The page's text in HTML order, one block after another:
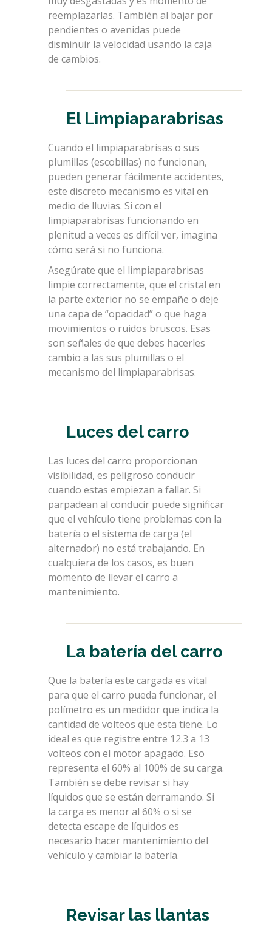
reemplazarlas. También al bajar por
pendientes o avenidas puede
disminuir la velocidad usando la caja
de cambios.
El Limpiaparabrisas
Cuando el limpiaparabrisas o sus
plumillas (escobillas) no funcionan,
pueden generar fácilmente accidentes,
este discreto mecanismo es vital en
medio de lluvias. Si con el
limpiaparabrisas funcionando en
plenitud a veces es difícil ver, imagina
cómo será si no funciona.
Asegúrate que el limpiaparabrisas
limpie correctamente, que el cristal en
la parte exterior no se empañe o deje
una capa de “opacidad” o que haga
movimientos o ruidos bruscos. Esas
son señales de que debes hacerles
cambio a las sus plumillas o el
mecanismo del limpiaparabrisas.
Luces del carro
Las luces del carro proporcionan
visibilidad, es peligroso conducir
cuando estas empiezan a fallar. Si
parpadean al conducir puede significar
que el vehículo tiene problemas con la
batería o el sistema de carga (el
alternador) no está trabajando. En
cualquiera de los casos, es buen
momento de llevar el carro a
mantenimiento.
La batería del carro
Que la batería este cargada es vital
para que el carro pueda funcionar, el
polímetro es un medidor que indica la
cantidad de volteos que esta tiene. Lo
ideal es que registre entre 12.3 a 13
volteos con el motor apagado. Eso
representa el 60% al 100% de su carga.
También se debe revisar si hay
líquidos que se están derramando. Si
la carga es menor al 60% o si se
detecta escape de líquidos es
necesario hacer mantenimiento del
vehículo y cambiar la batería.
Revisar las llantas